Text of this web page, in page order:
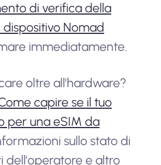
di verifica della
Nomad
immediatamente.
oltre all'hardware?
capire se il tuo
per una eSIM da
sullo stato di
dell'operatore e altro